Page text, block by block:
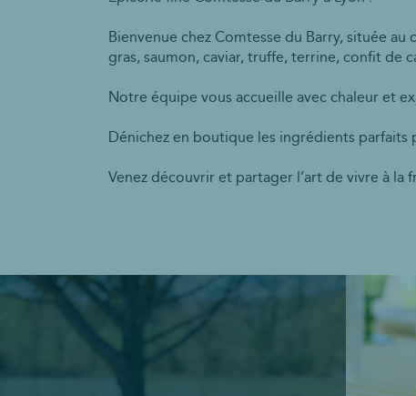
Bienvenue chez Comtesse du Barry, située
gras, saumon, caviar, truffe, terrine, confit de
Notre équipe vous accueille avec chaleur et
Dénichez en boutique les ingrédients
Venez découvrir et partager l’art de vivre à la